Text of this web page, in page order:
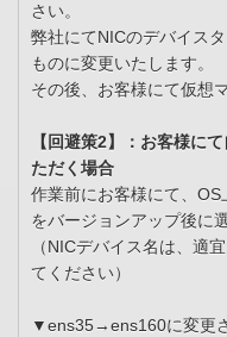
さい。
弊社にてNICのデバイス
ものに変更いたします。
その後、お客様にて仮想
【回避策2】：お客様に
ただく場合
作業前にお客様にて、
をバージョンアップ後に
（NICデバイス名は、適
てください）
▼ens35→ens160に変更